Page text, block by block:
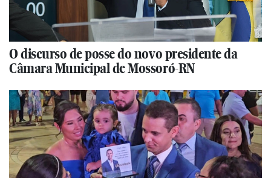
O discurso de posse do novo presidente da
Câmara Municipal de Mossoró-RN